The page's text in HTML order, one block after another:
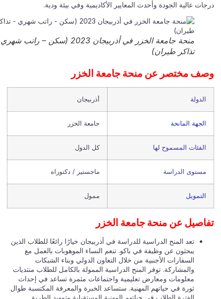
عالية الجودة وأحدث المعايير الأكاديمية وفي بيئة ودية.
منحة جامعة الخزر في أذربيجان 2023 (سكن – راتب شهري –
تذاكر طيران)
مختصر عن منحة جامعة الخزر
الدولة أذربيجان
الجهة المانحة جامعة الخزر
الفئات المسموح لها كل الدول
مستوى الدراسة ماجستير / دكتوراه
التمويل ممول
عن منحة جامعة الخزر
تعد المنح الدراسية للدراسة في أذربيجان خيارًا رائعًا للطلاب الذين
يبحثون عن وظيفة في باكو. تنعم النساء الموهوبات بالعمل مع
السفارات الأجنبية من خلال التعاون الدولي وبناء الشبكات
والمشاركة. توفر المنح الدراسية الممولة بالكامل للطلاب منتديات
معلومات ومعارض تعليمية واجتماعات مثمرة تساعد في إحداث
ثورة في حياتهم المهنية. ستساعد الخبرة والمعرفة المكتسبة طوال
الفترة الطلاب في حياتهم المهنية المستقبلية وتمهيد الطريق